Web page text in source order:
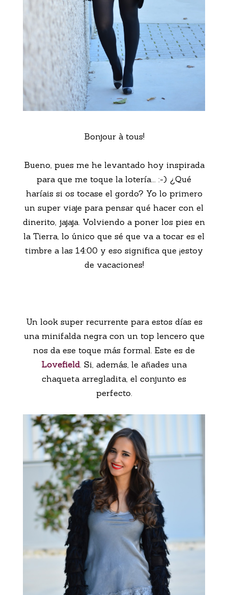
Bonjour à tous!
Bueno, pues me he levantado hoy inspirada
para que me toque la lotería... :-) ¿Qué
haríais si os tocase el gordo? Yo lo primero
un super viaje para pensar qué hacer con el
dinerito, jajaja. Volviendo a poner los pies en
la Tierra, lo único que sé que va a tocar es el
timbre a las 14:00 y eso significa que ¡estoy
de vacaciones!
Un look super recurrente para estos días es
una minifalda negra con un top lencero que
nos da ese toque más formal. Este es de
Lovefield. Si, además, le añades una
chaqueta arregladita, el conjunto es
perfecto.